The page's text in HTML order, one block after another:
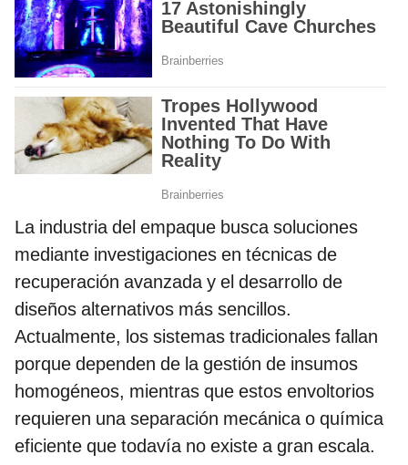
La industria del empaque busca soluciones
mediante investigaciones en técnicas de
recuperación avanzada y el desarrollo de
diseños alternativos más sencillos.
Actualmente, los sistemas tradicionales fallan
porque dependen de la gestión de insumos
homogéneos, mientras que estos envoltorios
requieren una separación mecánica o química
eficiente que todavía no existe a gran escala.